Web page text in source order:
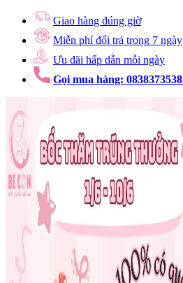
Giao hàng đúng giờ
Miễn phí đổi trả trong 7 ngày
Ưu đãi hấp dẫn mỗi ngày
Gọi mua hàng: 0838373538